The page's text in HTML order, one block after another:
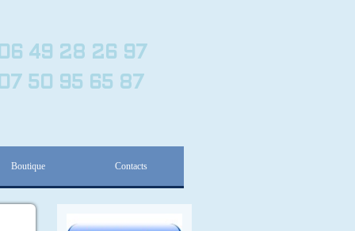
49 28 26 97
50 95 65 87
Boutique Contacts